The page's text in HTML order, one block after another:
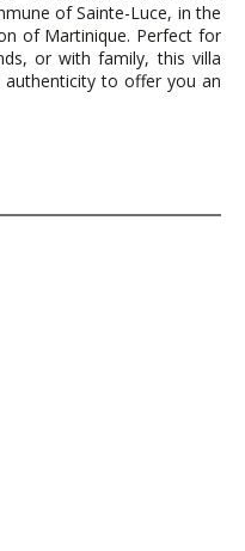
of Sainte-Luce, in the
of Martinique. Perfect for
or with family, this villa
to offer you an